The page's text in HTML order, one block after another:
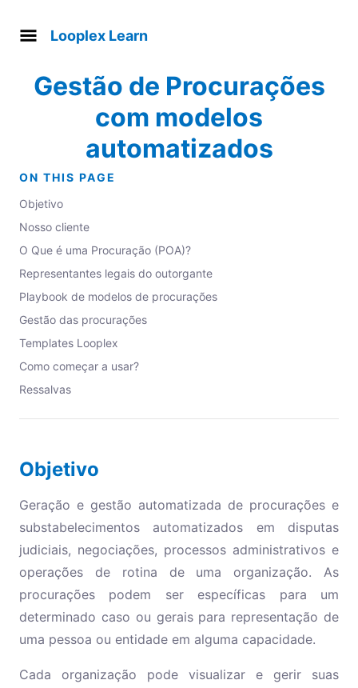
Looplex Learn
Gestão de Procurações
com modelos
automatizados
Objetivo
Geração e gestão automatizada de procurações e
substabelecimentos automatizados em disputas
judiciais, negociações, processos administrativos e
operações de rotina de uma organização. As
procurações podem ser específicas para um
determinado caso ou gerais para representação de
uma pessoa ou entidade em alguma capacidade.
Cada organização pode visualizar e gerir suas
ON THIS PAGE
Objetivo
Nosso cliente
O Que é uma Procuração (POA)?
Representantes legais do outorgante
Playbook de modelos de procurações
Gestão das procurações
Templates Looplex
Como começar a usar?
Ressalvas